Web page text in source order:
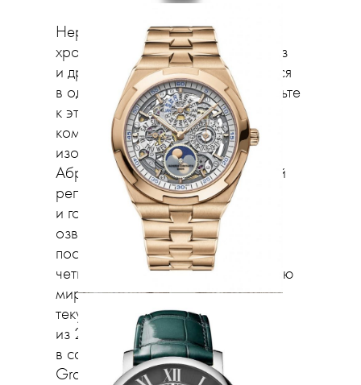
Нередко вечный календарь,
хронограф, индикатор лунных фаз
и другие усложнения объединяются
в одном часовом корпусе. Добавьте
к этому турбийон (устройство
компенсации земной гравитации,
изобретенное в 1801 году
Абрахамом-Луи Бреге), минутный
репетир (система молоточков
и гонгов, которая при активации
озвучивает текущее время,
последовательно отбивая часы,
четверти часа и минуты) и функцию
мирового времени (показывает
текущее время в каждом
из 24 часовых поясов). Все это
в самых разных сочетаниях и есть
Grande Complication. Как все это